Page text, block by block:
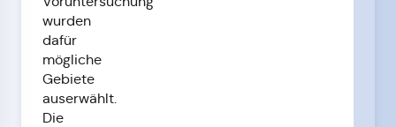
wurden
dafür
mögliche
Gebiete
auserwählt.
Die